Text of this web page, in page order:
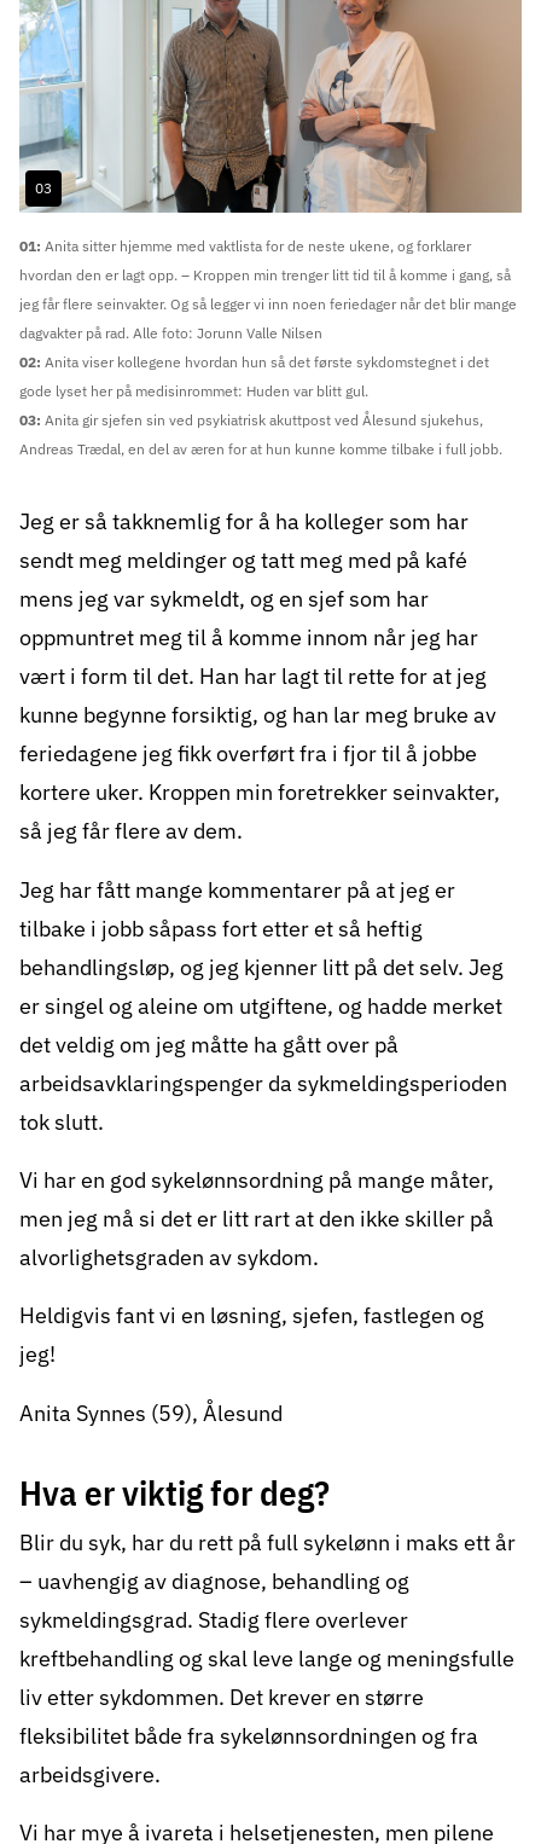
Image
03
01: Anita sitter hjemme med vaktlista for de neste ukene, og forklarer
hvordan den er lagt opp. – Kroppen min trenger litt tid til å komme i gang, så
jeg får flere seinvakter. Og så legger vi inn noen feriedager når det blir mange
dagvakter på rad. Alle foto: Jorunn Valle Nilsen
02: Anita viser kollegene hvordan hun så det første sykdomstegnet i det
gode lyset her på medisinrommet: Huden var blitt gul.
03: Anita gir sjefen sin ved psykiatrisk akuttpost ved Ålesund sjukehus,
Andreas Trædal, en del av æren for at hun kunne komme tilbake i full jobb.
Jeg er så takknemlig for å ha kolleger som har
sendt meg meldinger og tatt meg med på kafé
mens jeg var sykmeldt, og en sjef som har
oppmuntret meg til å komme innom når jeg har
vært i form til det. Han har lagt til rette for at jeg
kunne begynne forsiktig, og han lar meg bruke av
feriedagene jeg fikk overført fra i fjor til å jobbe
kortere uker. Kroppen min foretrekker seinvakter,
så jeg får flere av dem.
Jeg har fått mange kommentarer på at jeg er
tilbake i jobb såpass fort etter et så heftig
behandlingsløp, og jeg kjenner litt på det selv. Jeg
er singel og aleine om utgiftene, og hadde merket
det veldig om jeg måtte ha gått over på
arbeidsavklaringspenger da sykmeldingsperioden
tok slutt.
Vi har en god sykelønnsordning på mange måter,
men jeg må si det er litt rart at den ikke skiller på
alvorlighetsgraden av sykdom.
Heldigvis fant vi en løsning, sjefen, fastlegen og
jeg!
Anita Synnes (59), Ålesund
Hva er viktig for deg?
Blir du syk, har du rett på full sykelønn i maks ett år
– uavhengig av diagnose, behandling og
sykmeldingsgrad. Stadig flere overlever
kreftbehandling og skal leve lange og meningsfulle
liv etter sykdommen. Det krever en større
fleksibilitet både fra sykelønnsordningen og fra
arbeidsgivere.
Vi har mye å ivareta i helsetjenesten, men pilene